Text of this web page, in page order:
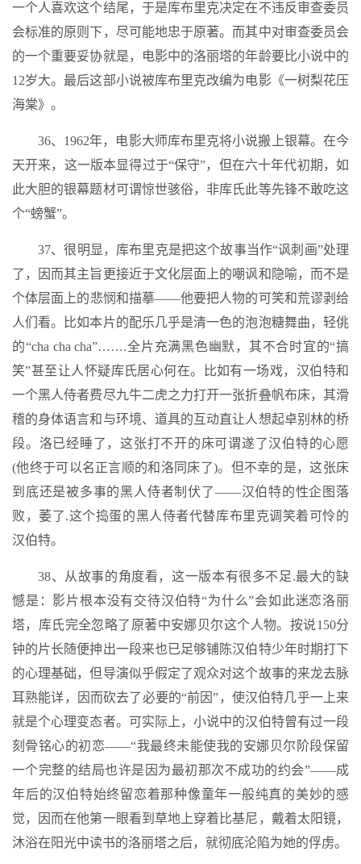
一个人喜欢这个结尾，于是库布里克决定在不违反审查委员
会标准的原则下，尽可能地忠于原著。而其中对审查委员会
的一个重要妥协就是，电影中的洛丽塔的年龄要比小说中的
12岁大。最后这部小说被库布里克改编为电影《一树梨花压
海棠》。
36、1962年，电影大师库布里克将小说搬上银幕。在今
天开来，这一版本显得过于“保守”，但在六十年代初期，如
此大胆的银幕题材可谓惊世骇俗，非库氏此等先锋不敢吃这
个“螃蟹”。
37、很明显，库布里克是把这个故事当作“讽刺画”处理
了，因而其主旨更接近于文化层面上的嘲讽和隐喻，而不是
个体层面上的悲悯和描摹——他要把人物的可笑和荒谬剥给
人们看。比如本片的配乐几乎是清一色的泡泡糖舞曲，轻佻
的“cha cha cha”…….全片充满黑色幽默，其不合时宜的“搞
笑”甚至让人怀疑库氏居心何在。比如有一场戏，汉伯特和
一个黑人侍者费尽九牛二虎之力打开一张折叠帆布床，其滑
稽的身体语言和与环境、道具的互动直让人想起卓别林的桥
段。洛已经睡了，这张打不开的床可谓遂了汉伯特的心愿
(他终于可以名正言顺的和洛同床了)。但不幸的是，这张床
到底还是被多事的黑人侍者制伏了——汉伯特的性企图落
败，萎了.这个捣蛋的黑人侍者代替库布里克调笑着可怜的
汉伯特。
38、从故事的角度看，这一版本有很多不足.最大的缺
憾是：影片根本没有交待汉伯特“为什么”会如此迷恋洛丽
塔，库氏完全忽略了原著中安娜贝尔这个人物。按说150分
钟的片长随便抻出一段来也已足够铺陈汉伯特少年时期打下
的心理基础，但导演似乎假定了观众对这个故事的来龙去脉
耳熟能详，因而砍去了必要的“前因”，使汉伯特几乎一上来
就是个心理变态者。可实际上，小说中的汉伯特曾有过一段
刻骨铭心的初恋——“我最终未能使我的安娜贝尔阶段保留
一个完整的结局也许是因为最初那次不成功的约会”——成
年后的汉伯特始终留恋着那种像童年一般纯真的美妙的感
觉，因而在他第一眼看到草地上穿着比基尼，戴着太阳镜，
沐浴在阳光中读书的洛丽塔之后，就彻底沦陷为她的俘虏。